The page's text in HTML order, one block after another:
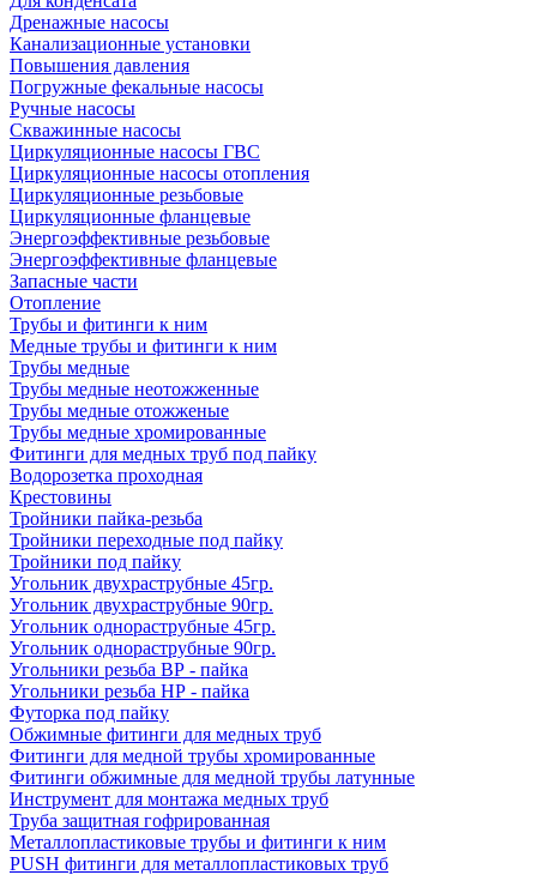
Дренажные насосы
Канализационные установки
Повышения давления
Погружные фекальные насосы
Ручные насосы
Скважинные насосы
Циркуляционные насосы ГВС
Циркуляционные насосы отопления
Циркуляционные резьбовые
Циркуляционные фланцевые
Энергоэффективные резьбовые
Энергоэффективные фланцевые
Запасные части
Отопление
Трубы и фитинги к ним
Медные трубы и фитинги к ним
Трубы медные
Трубы медные неотожженные
Трубы медные отожженые
Трубы медные хромированные
Фитинги для медных труб под пайку
Водорозетка проходная
Крестовины
Тройники пайка-резьба
Тройники переходные под пайку
Тройники под пайку
Угольник двухраструбные 45гр.
Угольник двухраструбные 90гр.
Угольник однораструбные 45гр.
Угольник однораструбные 90гр.
Угольники резьба ВР - пайка
Угольники резьба НР - пайка
Футорка под пайку
Обжимные фитинги для медных труб
Фитинги для медной трубы хромированные
Фитинги обжимные для медной трубы латунные
Инструмент для монтажа медных труб
Труба защитная гофрированная
Металлопластиковые трубы и фитинги к ним
PUSH фитинги для металлопластиковых труб